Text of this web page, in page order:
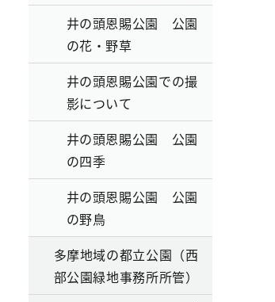
井の頭恩賜公園 公園
の花・野草
井の頭恩賜公園での撮
影について
井の頭恩賜公園 公園
の四季
井の頭恩賜公園 公園
の野鳥
多摩地域の都立公園（西
部公園緑地事務所所管）